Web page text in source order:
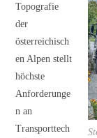
Topografie
der
österreichisch
en Alpen stellt
höchste
Anforderunge
n an
Transporttech